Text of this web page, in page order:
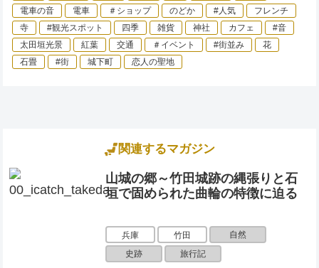
電車の音
電車 ＃ショップ のどか #人気
フレンチ
寺
#観光スポット 四季 雑貨 神社 カフェ
#音
太田垣光景
紅葉 交通 ＃イベント #街並み
花
石畳
#街 城下町 恋人の聖地
関連するマガジン
山城の郷～竹田城跡の縄張りと石
垣で固められた曲輪の特徴に迫る
兵庫 竹田
自然
史跡
旅行記